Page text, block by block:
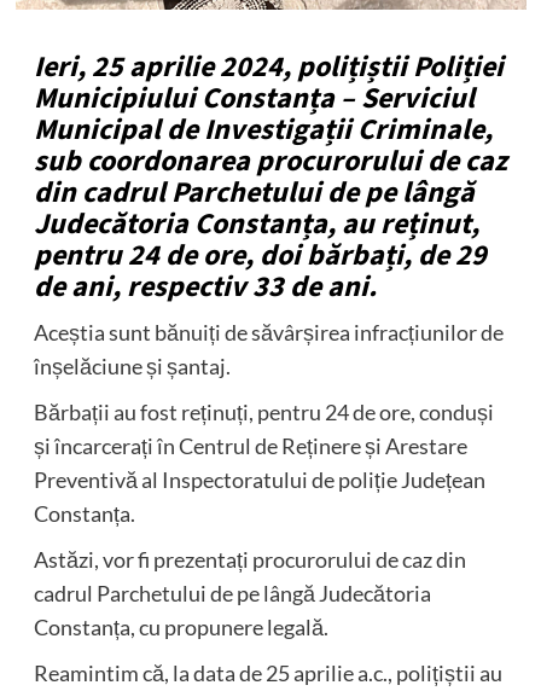
Ieri, 25 aprilie 2024, polițiștii Poliției
Municipiului Constanța – Serviciul
Municipal de Investigații Criminale,
sub coordonarea procurorului de caz
din cadrul Parchetului de pe lângă
Judecătoria Constanța, au reținut,
pentru 24 de ore, doi bărbați, de 29
de ani, respectiv 33 de ani.
Aceștia sunt bănuiți de săvârșirea infracțiunilor de
înșelăciune și șantaj.
Bărbații au fost reținuți, pentru 24 de ore, conduși
și încarcerați în Centrul de Reținere și Arestare
Preventivă al Inspectoratului de poliție Județean
Constanța.
Astăzi, vor fi prezentați procurorului de caz din
cadrul Parchetului de pe lângă Judecătoria
Constanța, cu propunere legală.
Reamintim că, la data de 25 aprilie a.c., polițiștii au